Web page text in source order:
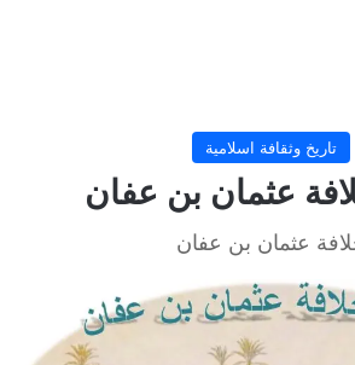
تاريخ وثقافة اسلامية
عثمان بن عفان
عثمان بن عفان